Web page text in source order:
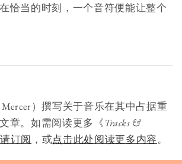
恰当的时刻，一个音符便能让整个
）撰写关于音乐在其中占据重
章。如需阅读更多《Tracks &
请订阅 ，或点击此处阅读更多内容。